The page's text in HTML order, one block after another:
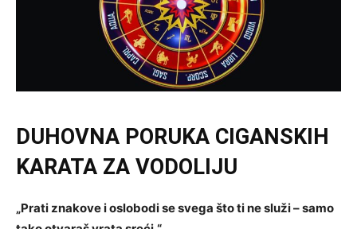
DUHOVNA PORUKA CIGANSKIH
KARATA ZA VODOLIJU
„Prati znakove i oslobodi se svega što ti ne služi – samo